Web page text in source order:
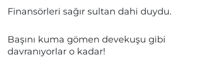
Finansörleri sağır sultan dahi duydu.
Başını kuma gömen devekuşu gibi
davranıyorlar o kadar!